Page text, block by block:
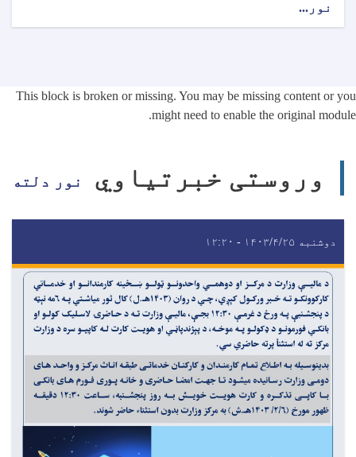
نور...
This block is broken or missing. You may be missing content or you
might need to enable the original module.
وروستی خبرتیاوي نور دلته
دوشنبه ۱۴۰۳/۴/۲۵ - ۱۲:۲۰